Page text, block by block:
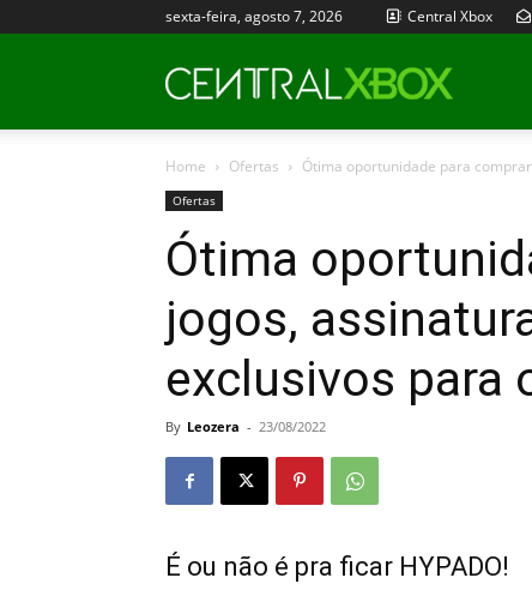
sexta-feira, agosto 7, 2026 Central Xbox
Xbox
Home Ofertas Ótima oportunidade para
Ofertas
Ótima
jogos,
exclusivos para
By Leozera - 23/08/2022
É ou não é pra ficar HYPADO!